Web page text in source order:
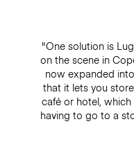
"One solution is
on the scene in
now expanded
that it lets you
café or hotel,
having to go to a